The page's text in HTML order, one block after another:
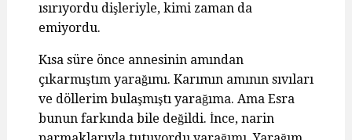
ısırıyordu dişleriyle, kimi zaman da
emiyordu.
Kısa süre önce annesinin amından
çıkarmıştım yarağımı. Karımın amının sıvıları
ve döllerim bulaşmıştı yarağıma. Ama Esra
bunun farkında bile değildi. İnce, narin